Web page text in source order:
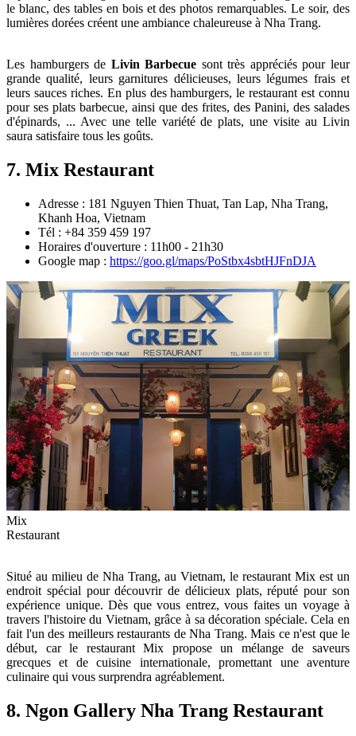
le blanc, des tables en bois et des photos remarquables. Le soir, des
lumières dorées créent une ambiance chaleureuse à Nha Trang.
Les hamburgers de Livin Barbecue sont très appréciés pour leur
grande qualité, leurs garnitures délicieuses, leurs légumes frais et
leurs sauces riches. En plus des hamburgers, le restaurant est connu
pour ses plats barbecue, ainsi que des frites, des Panini, des salades
d'épinards, ... Avec une telle variété de plats, une visite au Livin
saura satisfaire tous les goûts.
7. Mix Restaurant
Adresse : 181 Nguyen Thien Thuat, Tan Lap, Nha Trang,
Khanh Hoa, Vietnam
Tél : +84 359 459 197
Horaires d'ouverture : 11h00 - 21h30
Google map : https://goo.gl/maps/PoStbx4sbtHJFnDJA
Mix
Restaurant
Situé au milieu de Nha Trang, au Vietnam, le restaurant Mix est un
endroit spécial pour découvrir de délicieux plats, réputé pour son
expérience unique. Dès que vous entrez, vous faites un voyage à
travers l'histoire du Vietnam, grâce à sa décoration spéciale. Cela en
fait l'un des meilleurs restaurants de Nha Trang. Mais ce n'est que le
début, car le restaurant Mix propose un mélange de saveurs
grecques et de cuisine internationale, promettant une aventure
culinaire qui vous surprendra agréablement.
8. Ngon Gallery Nha Trang Restaurant